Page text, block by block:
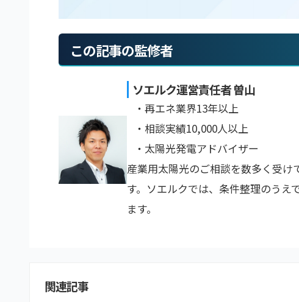
この記事の監修者
ソエルク運営責任者 曽山
・再エネ業界13年以上
・相談実績10,000人以上
・太陽光発電アドバイザー
産業用太陽光のご相談を数多く受け
す。ソエルクでは、条件整理のうえ
ます。
関連記事